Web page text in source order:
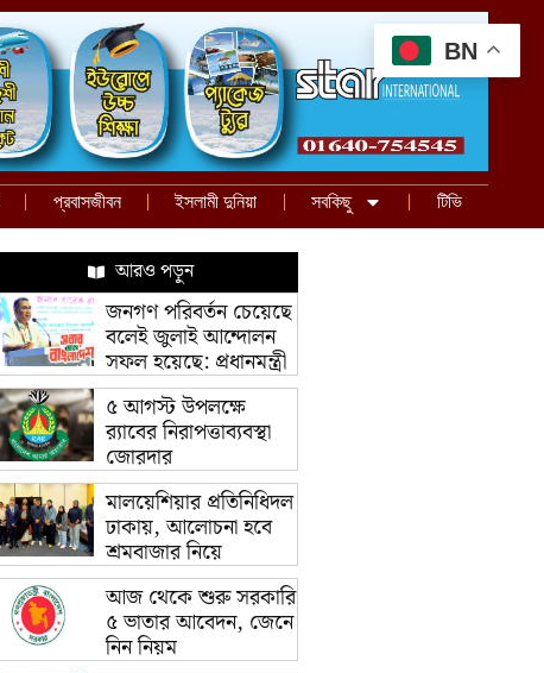
প্রবাসজীবন ইসলামী দুনিয়া সবকিছু টিভি
আরও পড়ুন
জনগণ পরিবর্তন চেয়েছে
বলেই জুলাই আন্দোলন
সফল হয়েছে: প্রধানমন্ত্রী
৫ আগস্ট উপলক্ষে
র‌্যাবের নিরাপত্তাব্যবস্থা
জোরদার
মালয়েশিয়ার প্রতিনিধিদল
ঢাকায়, আলোচনা হবে
শ্রমবাজার নিয়ে
আজ থেকে শুরু সরকারি
৫ ভাতার আবেদন, জেনে
নিন নিয়ম
BN